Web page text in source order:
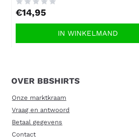
Prijs: 14,95
€14,95
IN WINKELMAND
OVER BBSHIRTS
Onze marktkraam
Vraag en antwoord
Betaal gegevens
Contact